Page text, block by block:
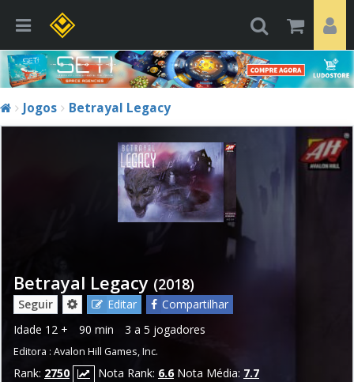
Jogos Betrayal Legacy
Betrayal Legacy (2018)
Seguir Editar
Compartilhar
Idade 12 + 90 min 3 a 5 jogadores
Editora : Avalon Hill Games, Inc.
Rank: 2750 Nota Rank: 6.6 Nota Média: 7.7